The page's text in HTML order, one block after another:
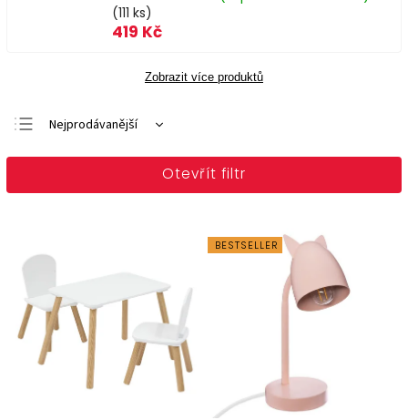
(111 ks)
419 Kč
Zobrazit více produktů
Doporučujeme
Nejprodávanější
Otevřít filtr
BESTSELLER